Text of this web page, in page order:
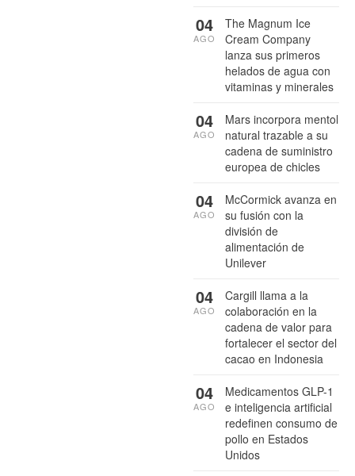
The Magnum Ice
Cream Company
lanza sus primeros
helados de agua con
vitaminas y minerales
04
AGO
Mars incorpora mentol
natural trazable a su
cadena de suministro
europea de chicles
04
AGO
McCormick avanza en
su fusión con la
división de
alimentación de
Unilever
04
AGO
Cargill llama a la
colaboración en la
cadena de valor para
fortalecer el sector del
cacao en Indonesia
04
AGO
Medicamentos GLP-1
e inteligencia artificial
redefinen consumo de
pollo en Estados
Unidos
04
AGO